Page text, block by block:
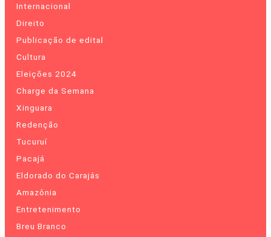
Internacional
Direito
Publicação de edital
Cultura
Eleições 2024
Charge da Semana
Xinguara
Redenção
Tucuruí
Pacajá
Eldorado do Carajás
Amazônia
Entretenimento
Breu Branco